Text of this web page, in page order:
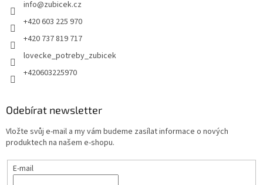
info@zubicek.cz
+420 603 225 970
+420 737 819 717
lovecke_potreby_zubicek
+420603225970
Odebírat newsletter
Vložte svůj e-mail a my vám budeme zasílat informace o nových
produktech na našem e-shopu.
E-mail